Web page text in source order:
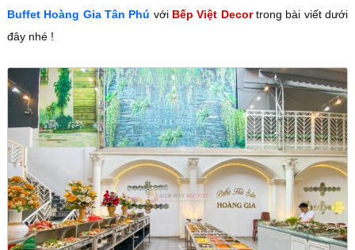
Buffet Hoàng Gia Tân Phú với Bếp Việt Decortrong bài viết dưới
đây nhé !